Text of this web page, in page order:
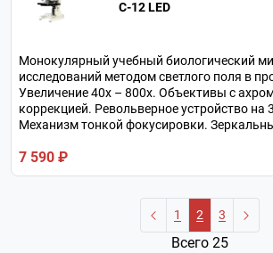
С-12 LED
Монокулярный учебный биологический
исследований методом светлого поля в
Увеличение 40х – 800х. Объективы с
коррекцией. Револьверное устройство на
Механизм тонкой фокусировки.
7 590 ₽
1 2 3
Всего 25